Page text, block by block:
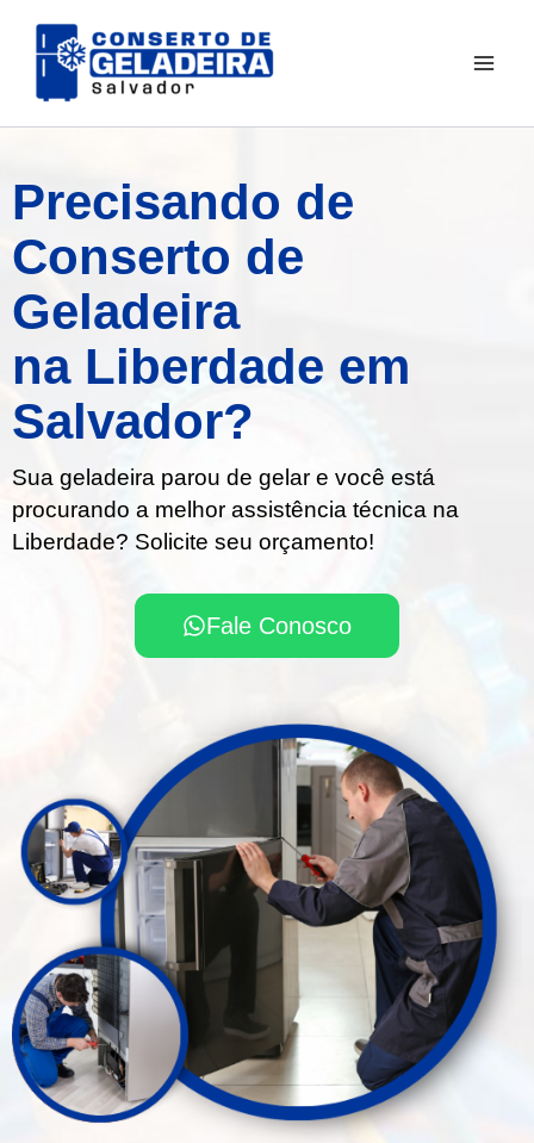
para
Precisando de
Conserto de
Geladeira
na Liberdade em
Salvador?
Sua geladeira parou de gelar e você está
procurando a melhor assistência técnica na
Liberdade? Solicite seu orçamento!
Fale Conosco